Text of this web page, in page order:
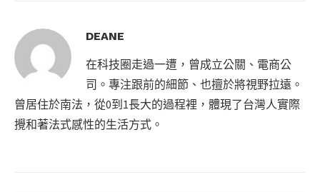
DEANE
在科技圈走過一遭，曾成立公關、電商公
司。專注跟前的細節、也擅於將視野拉遠。
曾居住於南法，從0到1長大的過程裡，體現了台灣人實際
攪和著法式感性的生活方式。